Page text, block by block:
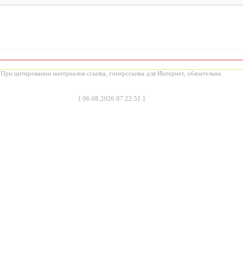
При цитировании материалов ссылка, гиперссылка для Интернет, обязательна.
[ 06.08.2026 07:22:51 ]